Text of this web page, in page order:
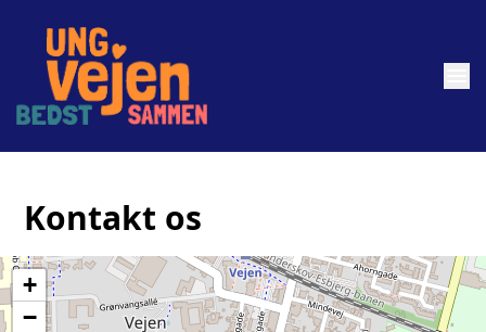
Kontakt os
+
−